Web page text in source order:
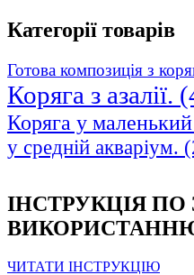
Категорії товарів
Готова композиція з
Коряга з азалії.
Коряга у
у средній акваріум.
ІНСТРУКЦІЯ
ЧИТАТИ ІНСТРУКЦІЮ